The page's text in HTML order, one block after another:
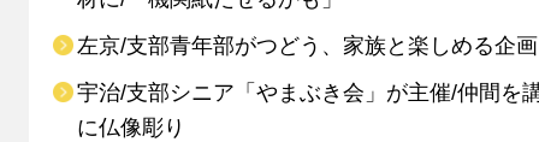
左京/支部青年部がつどう、家族と楽しめる企
宇治/支部シニア「やまぶき会」が主催/仲間を
に仏像彫り